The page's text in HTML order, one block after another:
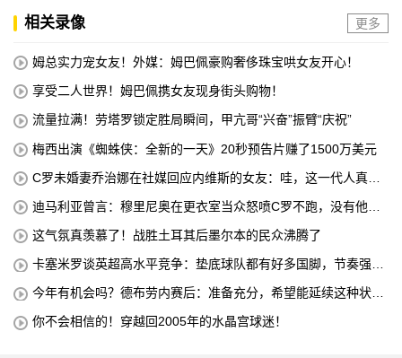
相关录像 更多
姆总实力宠女友！外媒：姆巴佩豪购奢侈珠宝哄女友开心！
享受二人世界！姆巴佩携女友现身街头购物！
流量拉满！劳塔罗锁定胜局瞬间，甲亢哥“兴奋”振臂“庆祝”
梅西出演《蜘蛛侠：全新的一天》20秒预告片赚了1500万美元
C罗未婚妻乔治娜在社媒回应内维斯的女友：哇，这一代人真劲
迪马利亚曾言：穆里尼奥在更衣室当众怒喷C罗不跑，没有他不
这气氛真羡慕了！战胜土耳其后墨尔本的民众沸腾了
卡塞米罗谈英超高水平竞争：垫底球队都有好多国脚，节奏强度
今年有机会吗？德布劳内赛后：准备充分，希望能延续这种状
你不会相信的！穿越回2005年的水晶宫球迷！